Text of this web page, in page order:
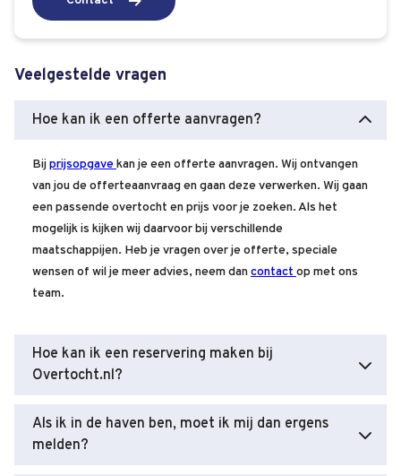
Veelgestelde vragen
Hoe kan ik een offerte aanvragen?
Bij prijsopgave kan je een offerte aanvragen. Wij ontvangen
van jou de offerteaanvraag en gaan deze verwerken. Wij gaan
een passende overtocht en prijs voor je zoeken. Als het
mogelijk is kijken wij daarvoor bij verschillende
maatschappijen. Heb je vragen over je offerte, speciale
wensen of wil je meer advies, neem dan contact op met ons
team.
Hoe kan ik een reservering maken bij
Overtocht.nl?
Als ik in de haven ben, moet ik mij dan ergens
melden?